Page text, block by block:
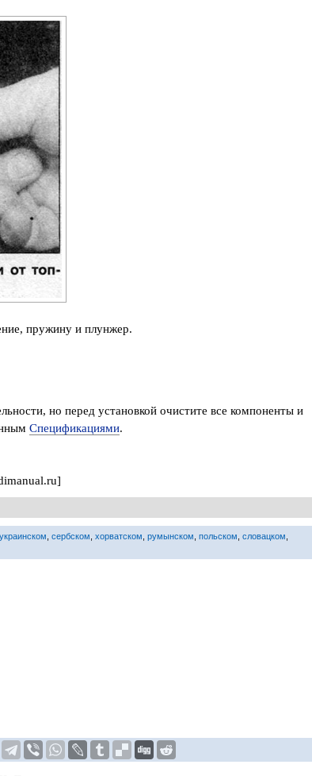
пружину и плунжер.
но перед установкой очистите все компоненты и
Спецификациями.
украинском сербском хорватском румынском польском словацком